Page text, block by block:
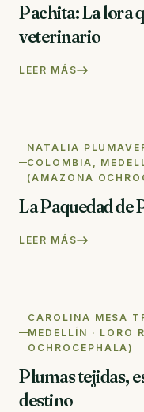
Pachita: La lora
veterinario
LEER MÁS
NATALIA
COLOMBIA,
(AMAZONA
La Paquedad de
LEER MÁS
CAROLINA MESA
MEDELLÍN · LORO
OCHROCEPHALA)
Plumas tejidas,
destino